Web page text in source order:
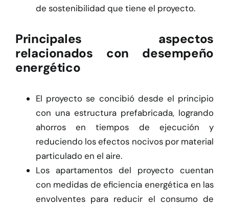
de sostenibilidad que tiene el proyecto.
Principales aspectos
relacionados con desempeño
energético
El proyecto se concibió desde el principio
con una estructura prefabricada, logrando
ahorros en tiempos de ejecución y
reduciendo los efectos nocivos por material
particulado en el aire.
Los apartamentos del proyecto cuentan
con medidas de eficiencia energética en las
envolventes para reducir el consumo de